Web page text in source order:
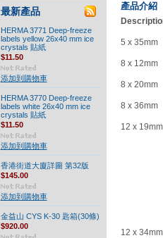
最新產品
HERMA 3771 Deep-freeze
labels yellow 26x40 mm ice
crystals 貼紙
$11.50
添加到購物車
HERMA 3770 Deep-freeze
labels white 26x40 mm ice
crystals 貼紙
$11.50
添加到購物車
香港街道大廈詳圖 第32版
$145.00
添加到購物車
金益山 CYS K-30 匙箱(30條)
$920.00
產品介紹
5 x 35mm
8 x 12mm
8 x 20mm
8 x 36mm
12 x 19mm
12 x 34mm